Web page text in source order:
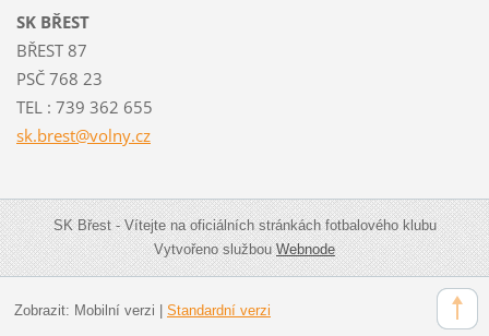
SK BŘEST
BŘEST 87
PSČ 768 23
TEL : 739 362 655
sk.brest@volny.cz
SK Břest - Vítejte na oficiálních stránkách fotbalového klubu
Vytvořeno službouWebnode
Zobrazit: Mobilní verzi | Standardní verzi